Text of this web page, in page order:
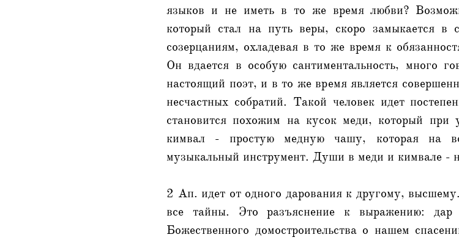
языков и не иметь в то же время любви?
который стал на путь веры, скоро замыкается в
созерцаниям, охладевая в то же время к
Он вдается в особую сантиментальность, много
настоящий поэт, и в то же время является
несчастных собратий. Такой человек идет
становится похожим на кусок меди, который
кимвал - простую медную чашу, которая на
музыкальный инструмент. Души в меди и кимвале -
2 Ап. идет от одного дарования к другому,
все тайны. Это разъяснение к выражению: дар
Божественного домостроительства о нашем